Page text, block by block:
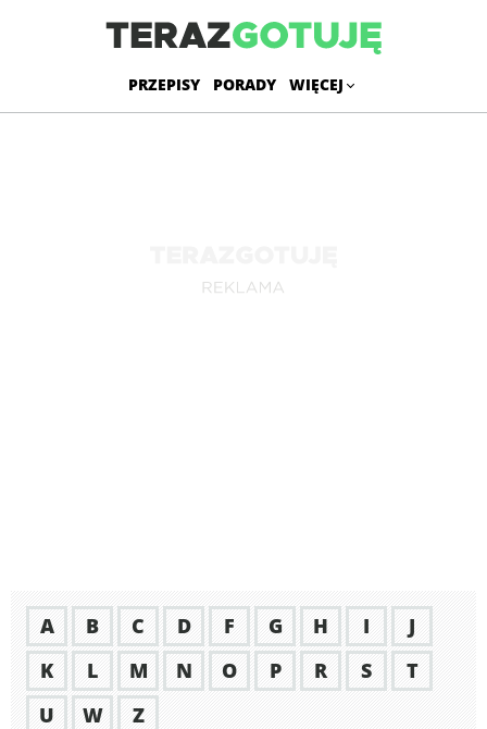
PRZEPISY PORADY WIĘCEJ
A B C D F G H I
J
K
L M N O P R S
T
U
W Z